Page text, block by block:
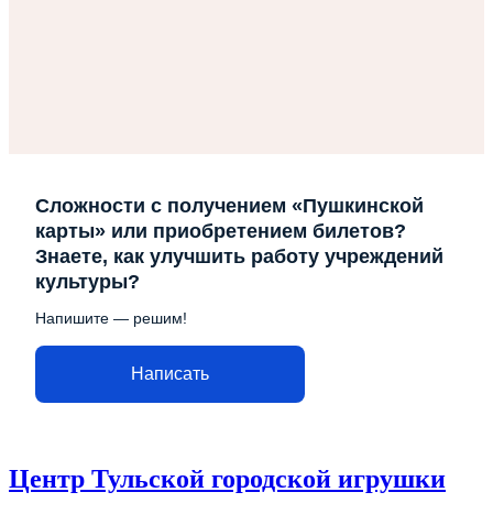
Сложности с получением «Пушкинской
карты» или приобретением билетов?
Знаете, как улучшить работу учреждений
культуры?
Напишите — решим!
Написать
Центр Тульской городской игрушки